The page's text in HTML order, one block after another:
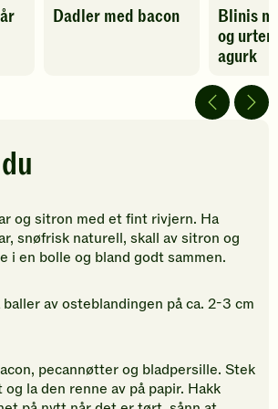
oppskriften
din
vurdering.
Dadler med bacon
har
fått
av
5
din
Blinis
og
agurk
og sitron med et fint rivjern. Ha
snøfrisk naturell, skall av sitron og
i en bolle og bland godt sammen.
baller av osteblandingen på ca. 2-3 cm
pecannøtter og bladpersille. Stek
la den renne av på papir. Hakk